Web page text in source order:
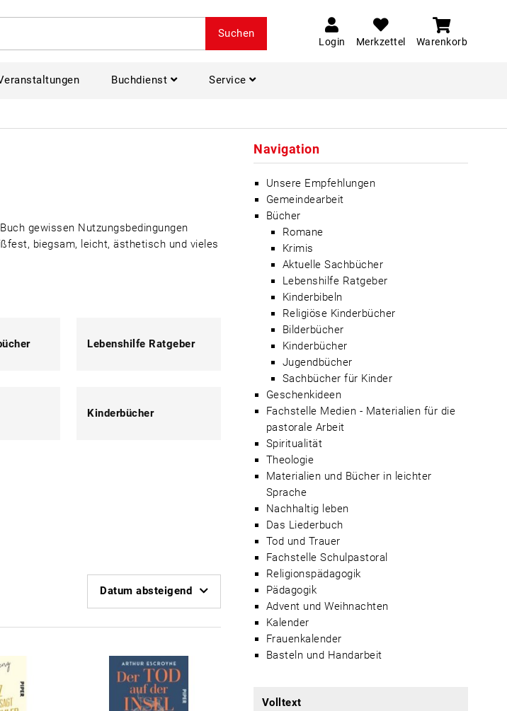
Suchen
Login Merkzettel Warenkorb
Buchdienst Service
gewissen Nutzungsbedingungen
biegsam, leicht, ästhetisch und vieles
Lebenshilfe Ratgeber
Kinderbücher
Datum absteigend
Navigation
Unsere Empfehlungen
Gemeindearbeit
Bücher
Romane
Krimis
Aktuelle Sachbücher
Lebenshilfe Ratgeber
Kinderbibeln
Religiöse Kinderbücher
Bilderbücher
Kinderbücher
Jugendbücher
Sachbücher für Kinder
Geschenkideen
Fachstelle Medien - Materialien für die
pastorale Arbeit
Spiritualität
Theologie
Materialien und Bücher in leichter
Sprache
Nachhaltig leben
Das Liederbuch
Tod und Trauer
Fachstelle Schulpastoral
Religionspädagogik
Pädagogik
Advent und Weihnachten
Kalender
Frauenkalender
Basteln und Handarbeit
Volltext